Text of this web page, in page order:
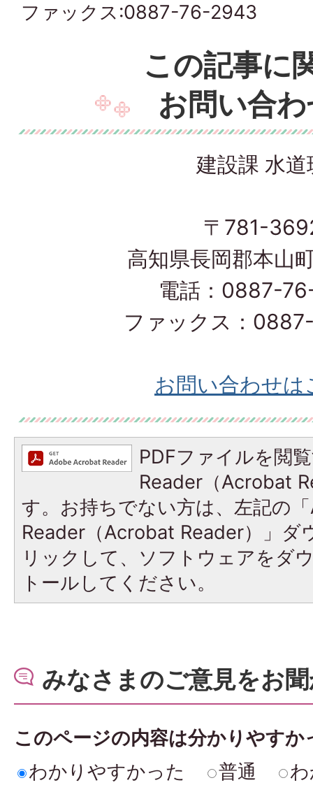
ファックス:0887-76-2943
この記事に
お問い合
建設課 水道
〒781-
高知県長岡郡本山
電話：0887-
ファックス：
お問い合わせは
PDFファイルを閲
Reader（Acrobat
す。お持ちでない方は、左記の
Reader（Acrobat Reader）」ダ
リックして、ソフトウェアをダ
トールしてください。
みなさまのご意見をお
このページの内容は分かりやすか
わかりやすかった
普通